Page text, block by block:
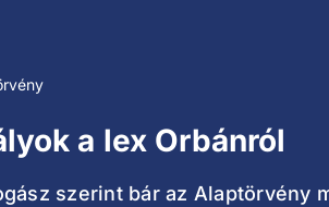
a lex Orbánról
szerint bár az Alaptörvény